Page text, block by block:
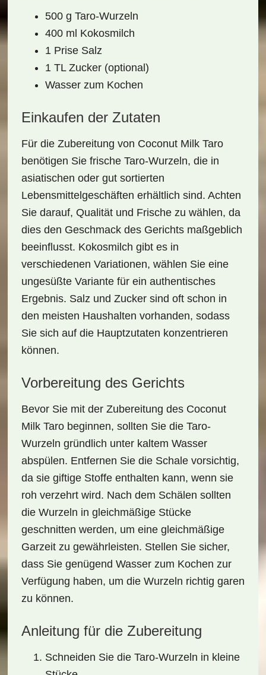
500 g Taro-Wurzeln
400 ml Kokosmilch
1 Prise Salz
1 TL Zucker (optional)
Wasser zum Kochen
Einkaufen der Zutaten
Für die Zubereitung von Coconut Milk Taro
benötigen Sie frische Taro-Wurzeln, die in
asiatischen oder gut sortierten
Lebensmittelgeschäften erhältlich sind. Achten
Sie darauf, Qualität und Frischezu wählen, da
dies den Geschmack des Gerichts maßgeblich
beeinflusst. Kokosmilch gibt es in
verschiedenen Variationen, wählen Sie eine
ungesüßte Variantefür ein authentisches
Ergebnis. Salz und Zucker sind oft schon in
den meisten Haushalten vorhanden, sodass
Sie sich auf die Hauptzutaten konzentrieren
können.
Vorbereitung des Gerichts
Bevor Sie mit der Zubereitung des Coconut
Milk Tarobeginnen, sollten Sie die Taro-
Wurzeln gründlich unter kaltem Wasser
abspülen. Entfernen Sie die Schale vorsichtig,
da sie giftige Stoffe enthalten kann, wenn sie
roh verzehrt wird. Nach dem Schälen sollten
die Wurzeln in gleichmäßige Stücke
geschnitten werden, um eine gleichmäßige
Garzeit zu gewährleisten. Stellen Sie sicher,
dass Sie genügend Wasserzum Kochen zur
Verfügung haben, um die Wurzeln richtig garen
zu können.
Anleitung für die Zubereitung
Schneiden Sie die Taro-Wurzeln in kleine